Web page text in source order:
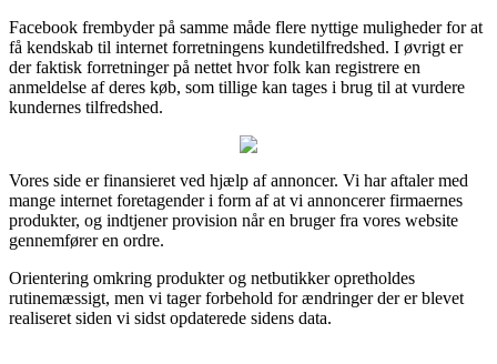
Facebook frembyder på samme måde flere nyttige muligheder for at
få kendskab til internet forretningens kundetilfredshed. I øvrigt er
der faktisk forretninger på nettet hvor folk kan registrere en
anmeldelse af deres køb, som tillige kan tages i brug til at vurdere
kundernes tilfredshed.
Vores side er finansieret ved hjælp af annoncer. Vi har aftaler med
mange internet foretagender i form af at vi annoncerer firmaernes
produkter, og indtjener provision når en bruger fra vores website
gennemfører en ordre.
Orientering omkring produkter og netbutikker opretholdes
rutinemæssigt, men vi tager forbehold for ændringer der er blevet
realiseret siden vi sidst opdaterede sidens data.